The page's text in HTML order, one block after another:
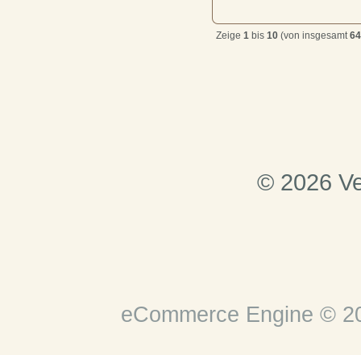
Zeige 1 bis 10 (von insgesamt64
© 2026
eCommerce Engine ©